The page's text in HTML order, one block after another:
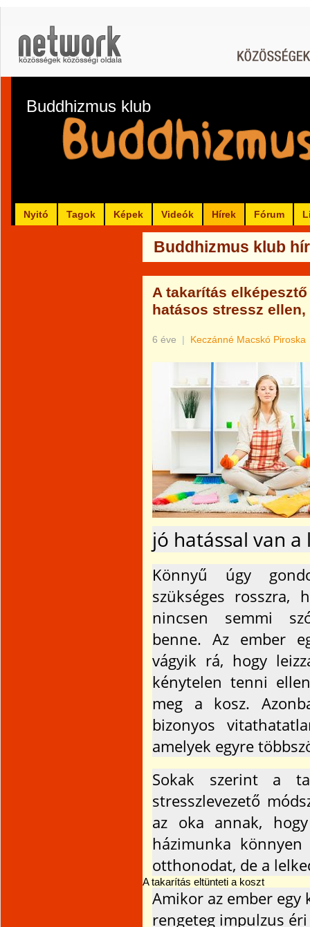
Buddhizmus klub
Nyitó Tagok Képek Videók Hírek Fórum
Buddhizmus klub
A takarítás
hatásos stressz
6 éve | Keczánné Macskó Piroska
jó hatással van a
Könnyű úgy
szükséges rosszra,
nincsen semmi
benne. Az ember
vágyik rá, hogy
kénytelen tenni
meg a kosz.
bizonyos
amelyek egyre
Sokak szerint a
stresszlevezető
az oka annak,
házimunka
otthonodat, de a
A takarítás eltünteti a koszt
Amikor az ember egy
rengeteg impulzus